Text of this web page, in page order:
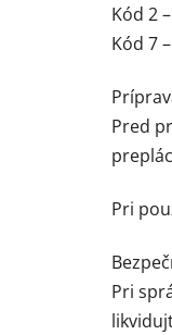
Kód 2
Kód 7
Pred
Pri
Pri